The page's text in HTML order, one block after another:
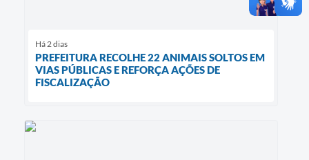
Há 2 dias
PREFEITURA RECOLHE 22 ANIMAIS SOLTOS EM
VIAS PÚBLICAS E REFORÇA AÇÕES DE
FISCALIZAÇÃO